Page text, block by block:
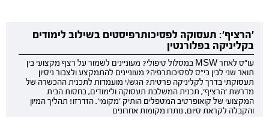
'הרציף': תעסוקה לפסיכותרפיסטים בשילוב לימודים
בקליניקה בפלורנטין
עו"ס לאחר MSW במסלול טיפולי? מעוניינים לשמור על רצף מקצועי בין
תואר שני לבין בי"ס לפסיכותרפיה? מעוניינים להתמקצע ולצבור ניסיון
תעסוקתי בדרך לקליניקה פרטית? הגש/י מועמדות לתכנית ההכשרה של
מדרשת 'הרציף', תכנית המשלבת תעסוקה ולימודים, בחסות הבית
המקצועי של קואופרטיב המטפלים הותיק 'מקומי'. הזדרזו! תהליך המיון
והקבלה לקראת סיום, נותרו מקומות אחרונים